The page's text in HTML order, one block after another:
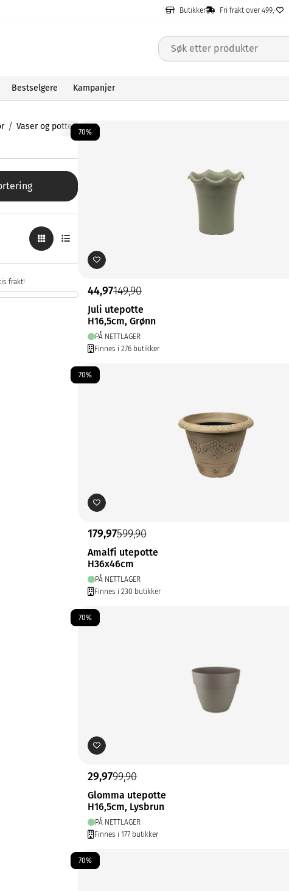
Butikker Fri frakt over 499,-
Bestselgere Kampanjer
Vaser og potter
frakt!
70%
44,97149,90
Juli utepotte
H16,5cm, Grønn
PÅ NETTLAGER
Finnes i 276 butikker
70%
179,97599,90
Amalfi utepotte
H36x46cm
PÅ NETTLAGER
Finnes i 230 butikker
70%
29,9799,90
Glomma utepotte
H16,5cm, Lysbrun
PÅ NETTLAGER
Finnes i 177 butikker
70%